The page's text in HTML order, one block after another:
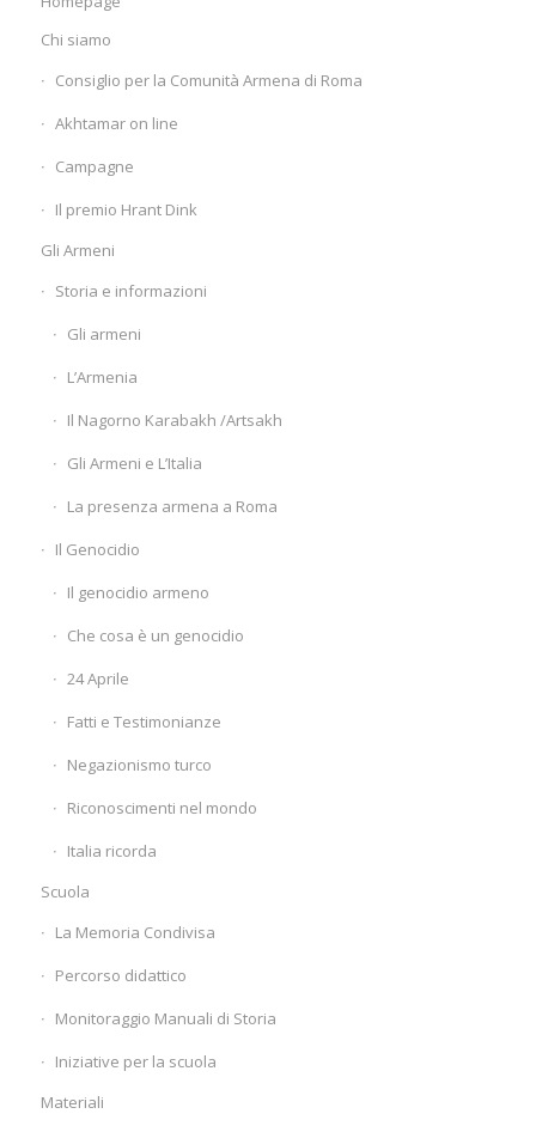
Chi siamo
Consiglio per la Comunità Armena di Roma
Akhtamar on line
Campagne
Il premio Hrant Dink
Gli Armeni
Storia e informazioni
Gli armeni
L’Armenia
Il Nagorno Karabakh /Artsakh
Gli Armeni e L’Italia
La presenza armena a Roma
Il Genocidio
Il genocidio armeno
Che cosa è un genocidio
24 Aprile
Fatti e Testimonianze
Negazionismo turco
Riconoscimenti nel mondo
Italia ricorda
Scuola
La Memoria Condivisa
Percorso didattico
Monitoraggio Manuali di Storia
Iniziative per la scuola
Materiali